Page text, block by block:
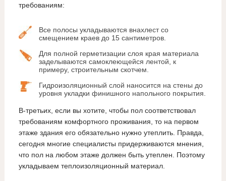
требованиям:
Все полосы укладываются внахлест со
смещением краев до 15 сантиметров.
Для полной герметизации слоя края материала
заделываются самоклеющейся лентой, к
примеру, строительным скотчем.
Гидроизоляционный слой наносится на стены до
уровня укладки финишного напольного покрытия.
В-третьих, если вы хотите, чтобы пол соответствовал
требованиям комфортного проживания, то на первом
этаже здания его обязательно нужно утеплить. Правда,
сегодня многие специалисты придерживаются мнения,
что пол на любом этаже должен быть утеплен. Поэтому
укладываем теплоизоляционный материал.